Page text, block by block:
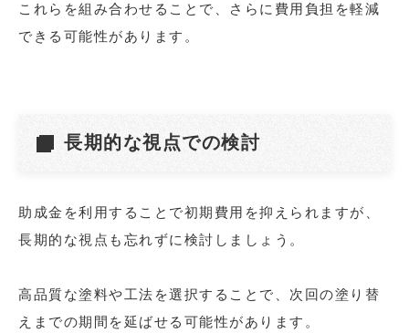
これらを組み合わせることで、さらに費用負担を軽減
できる可能性があります。
長期的な視点での検討
助成金を利用することで初期費用を抑えられますが、
長期的な視点も忘れずに検討しましょう。
高品質な塗料や工法を選択することで、次回の塗り替
えまでの期間を延ばせる可能性があります。